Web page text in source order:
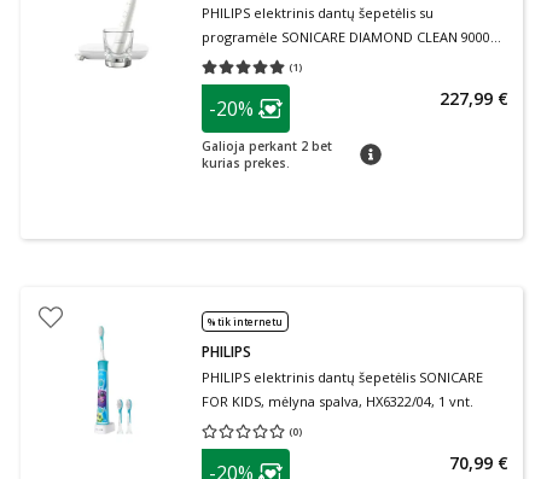
PHILIPS elektrinis dantų šepetėlis su
programėle SONICARE DIAMOND CLEAN 9000
HX9911/27, 1 vnt.
(1)
Vidutinis įvertinimas 5.00
patarimas
Lojalumo klubo narių nuolaida
-20%
Galioja perkant 2 bet
kurias prekes.
patarimas
227,99 €
% tik internetu
PHILIPS
PHILIPS elektrinis dantų šepetėlis SONICARE
FOR KIDS, mėlyna spalva, HX6322/04, 1 vnt.
(0)
Vidutinis įvertinimas 0.00
patarimas
-20% 70,99 €